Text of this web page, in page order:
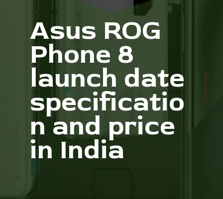
Asus ROG
Phone 8
launch date
specificatio
n and price
in India